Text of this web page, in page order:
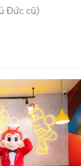
Đức cũ)